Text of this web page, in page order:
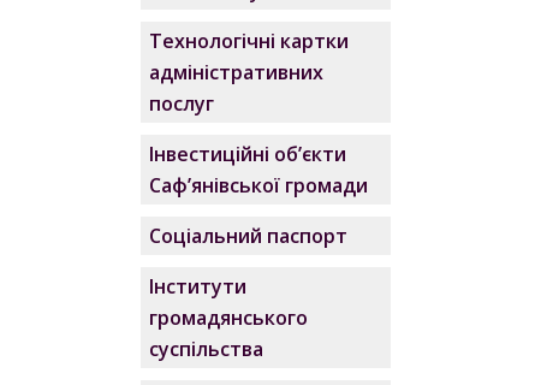
Технологічні картки
адміністративних
послуг
Інвестиційні об’єкти
Саф’янівської громади
Соціальний паспорт
Інститути
громадянського
суспільства